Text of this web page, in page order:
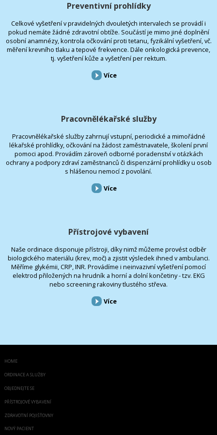
Preventivní prohlídky
Celkové vyšetření v pravidelných dvouletých intervalech se provádí i
pokud nemáte žádné zdravotní obtíže. Součástí je mimo jiné doplnění
osobní anamnézy, kontrola očkování proti tetanu, fyzikální vyšetření, vč.
měření krevního tlaku a tepové frekvence. Dále onkologická prevence,
tj. vyšetření kůže a vyšetření per rektum.
Více
Pracovnělékařské služby
Pracovnělékařské služby zahrnují vstupní, periodické a mimořádné
lékařské prohlídky, očkování na žádost zaměstnavatele, školení první
pomoci apod. Provádím zároveň odborné poradenství v otázkách
ochrany a podpory zdraví zaměstnanců či dispenzární prohlídky u osob
s hlášenou nemocí z povolání.
Více
Přístrojové vybavení
Naše ordinace disponuje přístroji, díky nimž můžeme provést odběr
biologického materiálu (krev, moč) a zjistit výsledek ihned v ambulanci.
Měříme glykémii, CRP, INR. Provádíme i neinvazivní vyšetření pomocí
elektrod přiložených na hrudník a horní a dolní končetiny - tzv. EKG
nebo screening rakoviny tlustého střeva.
Více
HOME
ORDINACE A SLUŽBY
OBJEDNEJTE SE
PŘÍSTROJOVÉ VYBAVENÍ
ZDRAVOTNÍ POJIŠŤOVNY
NOVÝ PACIENT